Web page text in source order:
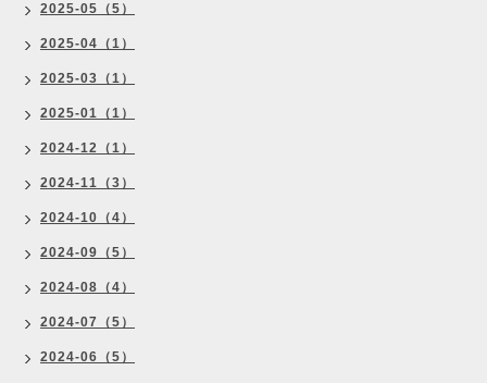
2025-05（5）
2025-04（1）
2025-03（1）
2025-01（1）
2024-12（1）
2024-11（3）
2024-10（4）
2024-09（5）
2024-08（4）
2024-07（5）
2024-06（5）